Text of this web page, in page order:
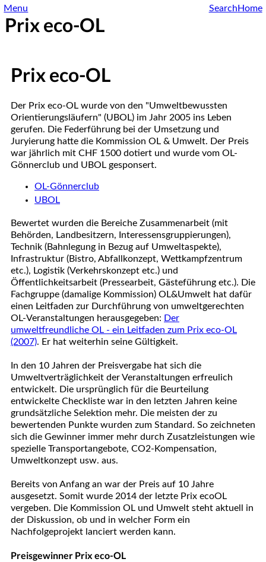
Prix eco-OL
Menu Search Home
Prix eco-OL
Der Prix eco-OL wurde von den "Umweltbewussten
Orientierungsläufern" (UBOL) im Jahr 2005 ins Leben
gerufen. Die Federführung bei der Umsetzung und
Juryierung hatte die Kommission OL & Umwelt. Der Preis
war jährlich mit CHF 1500 dotiert und wurde vom OL-
Gönnerclub und UBOL gesponsert.
OL-Gönnerclub
UBOL
Bewertet wurden die Bereiche Zusammenarbeit (mit
Behörden, Landbesitzern, Interessensgruppierungen),
Technik (Bahnlegung in Bezug auf Umweltaspekte),
Infrastruktur (Bistro, Abfallkonzept, Wettkampfzentrum
etc.), Logistik (Verkehrskonzept etc.) und
Öffentlichkeitsarbeit (Pressearbeit, Gästeführung etc.). Die
Fachgruppe (damalige Kommission) OL&Umwelt hat dafür
einen Leitfaden zur Durchführung von umweltgerechten
OL-Veranstaltungen herausgegeben: Der
umweltfreundliche OL - ein Leitfaden zum Prix eco-OL
(2007). Er hat weiterhin seine Gültigkeit.
In den 10 Jahren der Preisvergabe hat sich die
Umweltverträglichkeit der Veranstaltungen erfreulich
entwickelt. Die ursprünglich für die Beurteilung
entwickelte Checkliste war in den letzten Jahren keine
grundsätzliche Selektion mehr. Die meisten der zu
bewertenden Punkte wurden zum Standard. So zeichneten
sich die Gewinner immer mehr durch Zusatzleistungen wie
spezielle Transportangebote, CO2-Kompensation,
Umweltkonzept usw. aus.
Bereits von Anfang an war der Preis auf 10 Jahre
ausgesetzt. Somit wurde 2014 der letzte Prix ecoOL
vergeben. Die Kommission OL und Umwelt steht aktuell in
der Diskussion, ob und in welcher Form ein
Nachfolgeprojekt lanciert werden kann.
Preisgewinner Prix eco-OL